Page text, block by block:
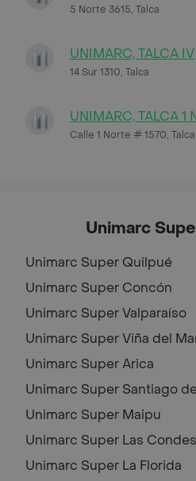
5 Norte 3615, Talca
UNIMARC, TALCA IV
14 Sur 1310, Talca
UNIMARC, TALCA 1
Calle 1 Norte # 1570, Talca
Unimarc
Unimarc Super Quilpué
Unimarc Super Concón
Unimarc SuperValparaíso
Unimarc SuperViña del
Unimarc SuperArica
Unimarc Super Santiago
Unimarc Super Maipu
Unimarc Super Las Condes
Unimarc Super La Florida